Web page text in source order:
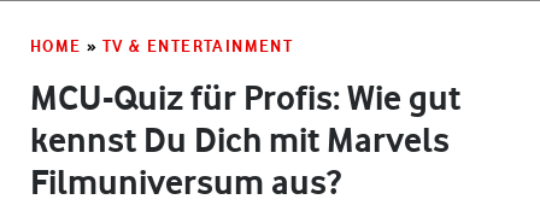
HOME » TV & ENTERTAINMENT
MCU-Quiz für Profis: Wie gut
kennst Du Dich mit Marvels
Filmuniversum aus?